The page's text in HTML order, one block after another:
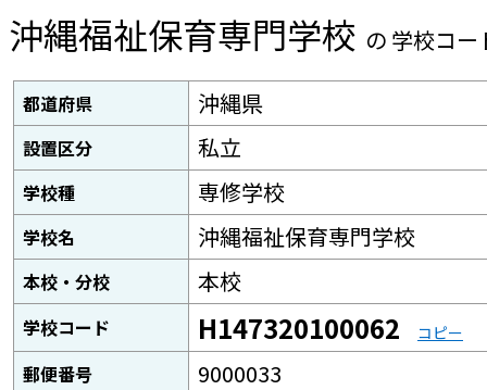
沖縄福祉保育専門学校 の 学校コー
都道府県 沖縄県
設置区分 私立
学校種 専修学校
学校名 沖縄福祉保育専門学校
本校・分校 本校
学校コード H147320100062 コピー
郵便番号 9000033